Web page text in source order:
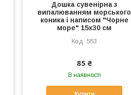
Дошка сувенірна з
випалюванням морського
коника і написом "Чорне
море" 15x30 см
553
85 ₴
В наявності